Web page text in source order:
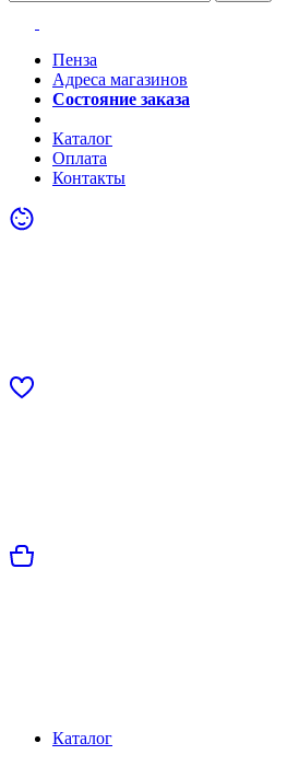
Пенза
Адреса магазинов
Состояние заказа
Каталог
Оплата
Контакты
Каталог